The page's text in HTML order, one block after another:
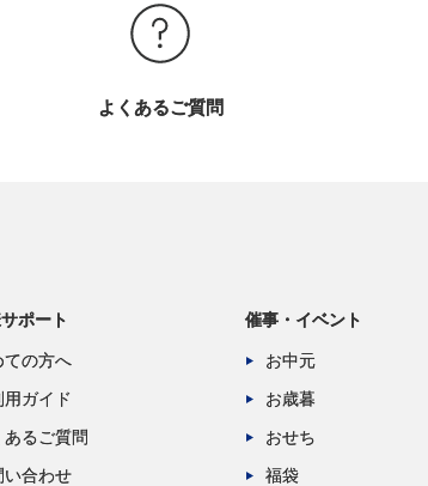
よくあるご質問
ポート
ての方へ
用ガイド
あるご質問
い合わせ
催事・イベント
お中元
お歳暮
おせち
福袋